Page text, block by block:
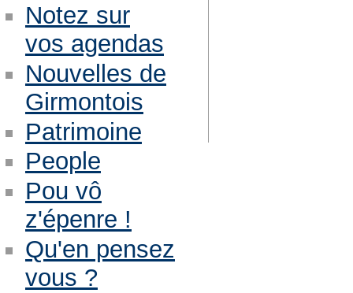
Notez sur
vos agendas
Nouvelles de
Girmontois
Patrimoine
People
Pou vô
z'épenre !
Qu'en pensez
vous ?